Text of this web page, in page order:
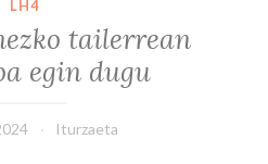
LH4
tailerrean
egin dugu
Iturzaeta